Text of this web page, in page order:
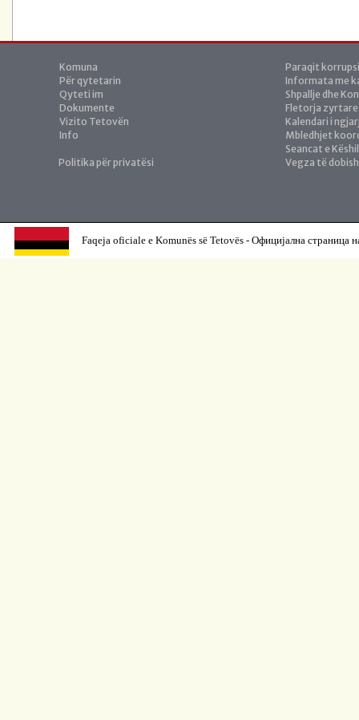
Komuna
Për qytetarin
Qyteti im
Dokumente
Vizito Tetovën
Info
Politika për privatësi
Paraqit
Informata me
Shpallje dhe
Fletorja zyrtare
Kalendari i
Mbledhjet
Seancat e
Vegza të
Faqeja oficiale e Komunës së Tetovës - Официјална